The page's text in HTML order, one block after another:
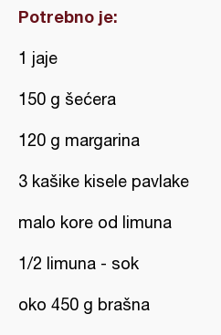
Potrebno je:
1 jaje
150 g šećera
120 g margarina
3 kašike kisele pavlake
malo kore od limuna
1/2 limuna - sok
oko 450 g brašna